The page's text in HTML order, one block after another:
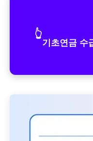
👆
기초연금 수